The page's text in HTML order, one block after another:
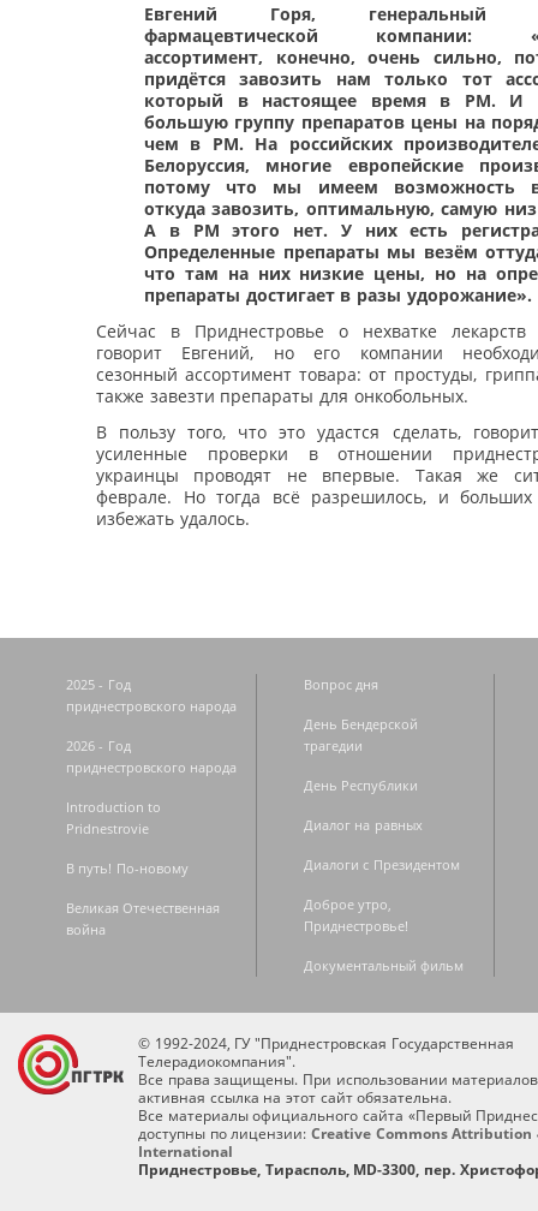
Евгений Горя, генеральный
фармацевтической компании:
ассортимент, конечно, очень сильно,
придётся завозить нам только тот
который в настоящее время в РМ. И
большую группу препаратов цены на
чем в РМ. На российских
Белоруссия, многие европейские
потому что мы имеем возможность
откуда завозить, оптимальную, самую
А в РМ этого нет. У них есть
Определенные препараты мы везём
что там на них низкие цены, но на
препараты достигает в разы удорожание».
Сейчас в Приднестровье о нехватке
говорит Евгений, но его компании
сезонный ассортимент товара: от простуды,
также завезти препараты для онкобольных.
В пользу того, что это удастся сделать,
усиленные проверки в отношении
украинцы проводят не впервые. Такая же
феврале. Но тогда всё разрешилось, и больших
избежать удалось.
2025 - Год
приднестровского народа
2026 - Год
приднестровского народа
Introduction to
Pridnestrovie
В путь! По-новому
Великая Отечественная
война
Вопрос дня
День Бендерской
трагедии
День Республики
Диалог на равных
Диалоги с Президентом
Доброе утро,
Приднестровье!
Документальный фильм
© 1992-2024, ГУ "Приднестровская Государственная
Телерадиокомпания".
Все права защищены. При использовании
активная ссылка на этот сайт обязательна.
Все материалы официального сайта «Первый
доступны по лицензии: Creative Commons Attribution
International
Приднестровье, Тирасполь, MD-3300, пер.